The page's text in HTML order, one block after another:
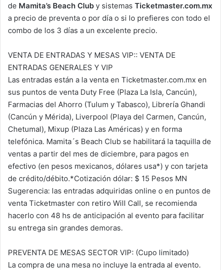
de Mamita’s Beach Club y sistemas Ticketmaster.com.mx
a precio de preventa o por día o si lo prefieres con todo el
combo de los 3 días a un excelente precio.
VENTA DE ENTRADAS Y MESAS VIP:: VENTA DE
ENTRADAS GENERALES Y VIP
Las entradas están a la venta en Ticketmaster.com.mx en
sus puntos de venta Duty Free (Plaza La Isla, Cancún),
Farmacias del Ahorro (Tulum y Tabasco), Librería Ghandi
(Cancún y Mérida), Liverpool (Playa del Carmen, Cancún,
Chetumal), Mixup (Plaza Las Américas) y en forma
telefónica. Mamita´s Beach Club se habilitará la taquilla de
ventas a partir del mes de diciembre, para pagos en
efectivo (en pesos mexicanos, dólares usa*) y con tarjeta
de crédito/débito.*Cotización dólar: $ 15 Pesos MN
Sugerencia: las entradas adquiridas online o en puntos de
venta Ticketmaster con retiro Will Call, se recomienda
hacerlo con 48 hs de anticipación al evento para facilitar
su entrega sin grandes demoras.
PREVENTA DE MESAS SECTOR VIP: (Cupo limitado)
La compra de una mesa no incluye la entrada al evento.